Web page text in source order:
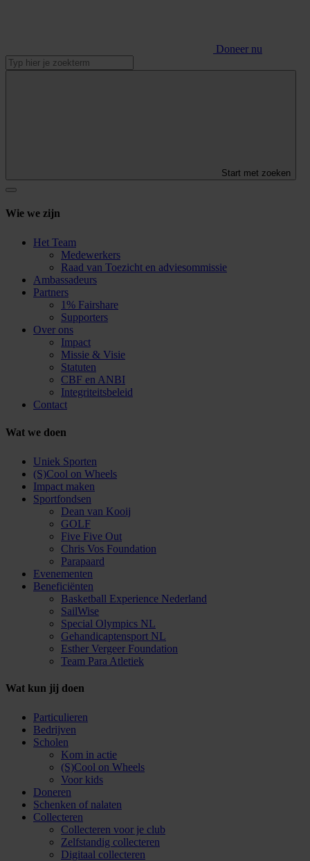
Doneer nu
Start met zoeken
Wie we zijn
Het Team
Medewerkers
Raad van Toezicht en adviesommissie
Ambassadeurs
Partners
1% Fairshare
Supporters
Over ons
Impact
Missie & Visie
Statuten
CBF en ANBI
Integriteitsbeleid
Contact
Wat we doen
Uniek Sporten
(S)Cool on Wheels
Impact maken
Sportfondsen
Dean van Kooij
GOLF
Five Five Out
Chris Vos Foundation
Parapaard
Evenementen
Beneficiënten
Basketball Experience Nederland
SailWise
Special Olympics NL
Gehandicaptensport NL
Esther Vergeer Foundation
Team Para Atletiek
Wat kun jij doen
Particulieren
Bedrijven
Scholen
Kom in actie
(S)Cool on Wheels
Voor kids
Doneren
Schenken of nalaten
Collecteren
Collecteren voor je club
Zelfstandig collecteren
Digitaal collecteren